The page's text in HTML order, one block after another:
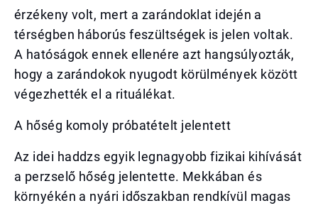
érzékeny volt, mert a zarándoklat idején a
térségben háborús feszültségek is jelen voltak.
A hatóságok ennek ellenére azt hangsúlyozták,
hogy a zarándokok nyugodt körülmények között
végezhették el a rituálékat.
A hőség komoly próbatételt jelentett
Az idei haddzs egyik legnagyobb fizikai kihívását
a perzselő hőség jelentette. Mekkában és
környékén a nyári időszakban rendkívül magas